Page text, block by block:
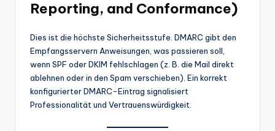
Reporting, and Conformance)
Dies ist die höchste Sicherheitsstufe. DMARC gibt den
Empfangsservern Anweisungen, was passieren soll,
wenn SPF oder DKIM fehlschlagen (z. B. die Mail direkt
ablehnen oder in den Spam verschieben). Ein korrekt
konfigurierter DMARC-Eintrag signalisiert
Professionalität und Vertrauenswürdigkeit.